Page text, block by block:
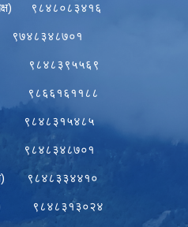
९८४८०८३४१६
९७४८३४८७०१
९८४८३९५५६९
९८६६१६११८८
९८४८३१५४८५
९८४८३४८७०१
९८४८३३४४१०
९८४८३१३०२४